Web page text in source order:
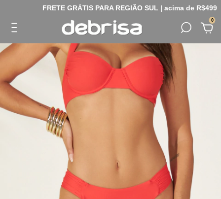
0
FRETE GRÁTIS PARA REGIÃO SUL | acima de R$499